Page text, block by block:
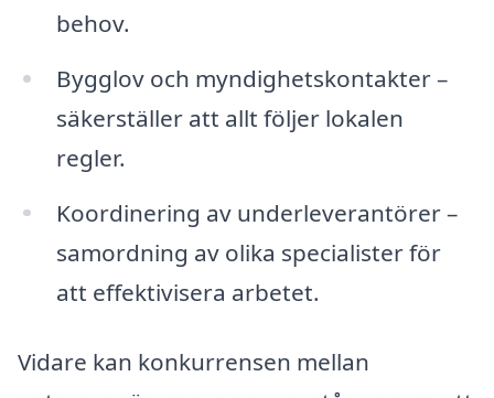
behov.
Bygglov och myndighetskontakter –
säkerställer att allt följer lokalen
regler.
Koordinering av underleverantörer –
samordning av olika specialister för
att effektivisera arbetet.
Vidare kan konkurrensen mellan